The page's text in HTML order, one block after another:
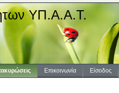
ΥΠ.Α.Α.Τ.
Επικοινωνία Είσοδος